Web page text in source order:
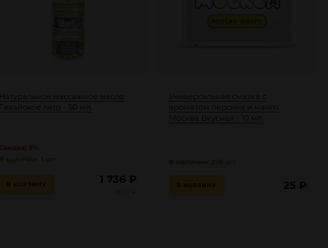
Натуральное массажное масло
Гавайское лето - 50 мл.
В КОРЗИНУ 1 736 ₽
Универсальная смазка с
ароматом персика и манго
Москва Вкусная - 10 мл.
В КОРЗИНУ 25 ₽